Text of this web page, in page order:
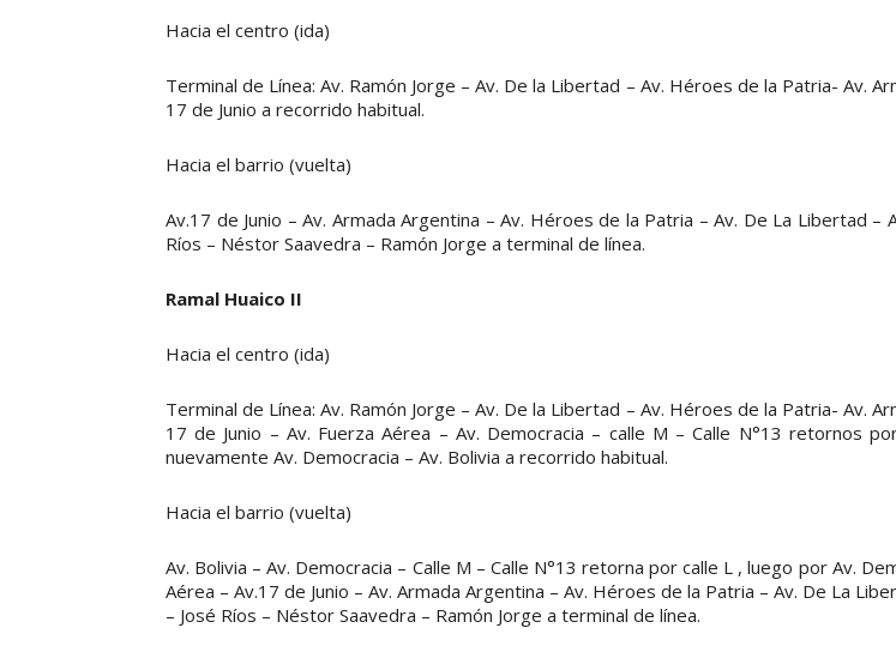
Hacia el centro (ida)
Terminal de Línea: Av. Ramón Jorge – Av. De la Libertad – Av. Héroes de la Patria- Av.
17 de Junio a recorrido habitual.
Hacia el barrio (vuelta)
Av.17 de Junio – Av. Armada Argentina – Av. Héroes de la Patria – Av. De La Libertad –
Ríos – Néstor Saavedra – Ramón Jorge a terminal de línea.
Ramal Huaico II
Hacia el centro (ida)
Terminal de Línea: Av. Ramón Jorge – Av. De la Libertad – Av. Héroes de la Patria- Av.
17 de Junio – Av. Fuerza Aérea – Av. Democracia – calle M – Calle N°13 retornos
nuevamente Av. Democracia – Av. Bolivia a recorrido habitual.
Hacia el barrio (vuelta)
Av. Bolivia – Av. Democracia – Calle M – Calle N°13 retorna por calle L , luego por Av.
Aérea – Av.17 de Junio – Av. Armada Argentina – Av. Héroes de la Patria – Av. De La
– José Ríos – Néstor Saavedra – Ramón Jorge a terminal de línea.